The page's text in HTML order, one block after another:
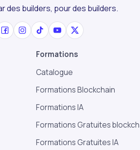
des builders, pour des builders.
Formations
Catalogue
Formations Blockchain
Formations IA
Formations Gratuites
Formations Gratuites IA